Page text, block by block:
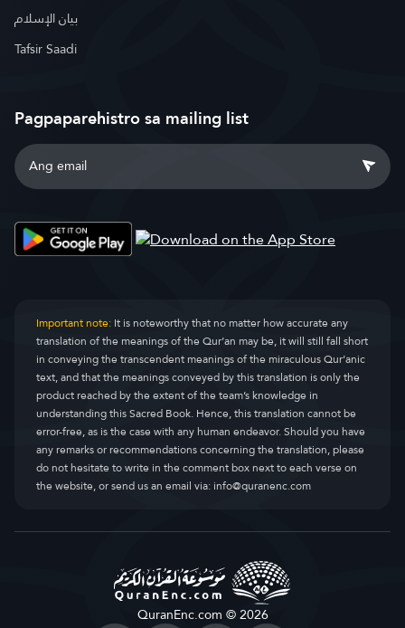
بيان الإسلام
Tafsir Saadi
Pagpaparehistro sa mailing list
Important note:It is noteworthy that no matter how accurate any
translation of the meanings of the Qur’an may be, it will still fall short
in conveying the transcendent meanings of the miraculous Qur’anic
text, and that the meanings conveyed by this translation is only the
product reached by the extent of the team’s knowledge in
understanding this Sacred Book. Hence, this translation cannot be
error-free, as is the case with any human endeavor. Should you have
any remarks or recommendations concerning the translation, please
do not hesitate to write in the comment box next to each verse on
the website, or send us an email via:info@quranenc.com
QuranEnc.com © 2026